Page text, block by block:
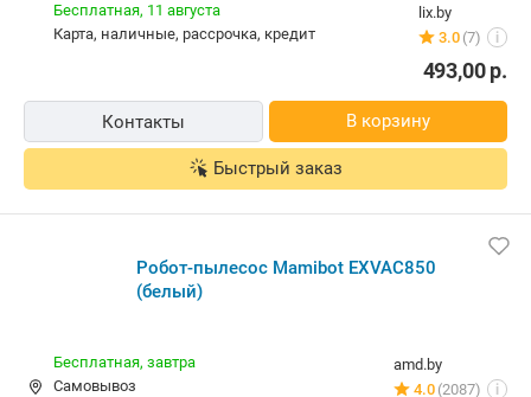
lix.by
3.0(7) i
Бесплатная,
11 августа
493,00р.
Робот-пылесос Mamibot EXVAC850 (белый)